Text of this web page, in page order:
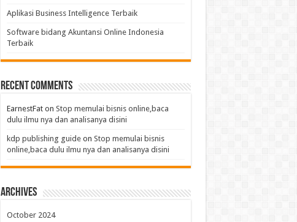
Aplikasi Business Intelligence Terbaik
Software bidang Akuntansi Online Indonesia
Terbaik
Recent Comments
EarnestFaton Stop memulai bisnis online,baca
dulu ilmu nya dan analisanya disini
kdp publishing guideon Stop memulai bisnis
online,baca dulu ilmu nya dan analisanya disini
Archives
October 2024